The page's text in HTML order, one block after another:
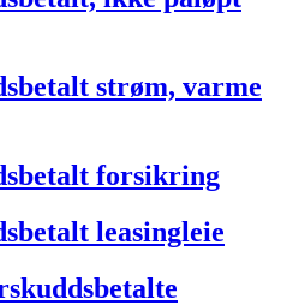
strøm, varme
forsikring
leasingleie